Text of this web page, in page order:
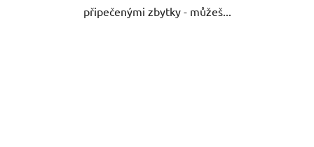
připečenými zbytky - můžeš...